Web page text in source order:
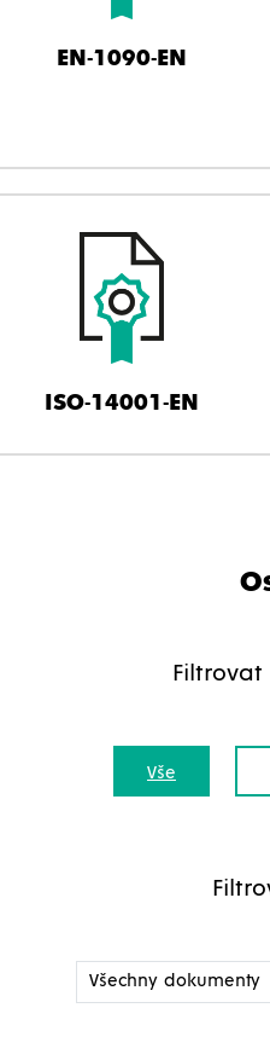
EN-1090-EN
ISO-14001-EN
Filtrovat
Vše